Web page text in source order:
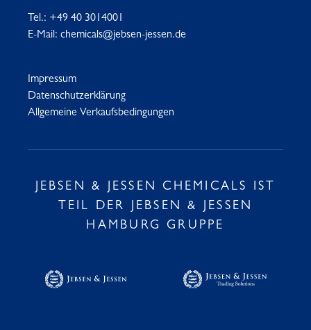
Tel.: +49 40 3014001
E-Mail: chemicals@jebsen-jessen.de
Impressum
Datenschutzerklärung
Allgemeine Verkaufsbedingungen
JEBSEN & JESSEN CHEMICALS IST
TEIL DER JEBSEN & JESSEN
HAMBURG GRUPPE